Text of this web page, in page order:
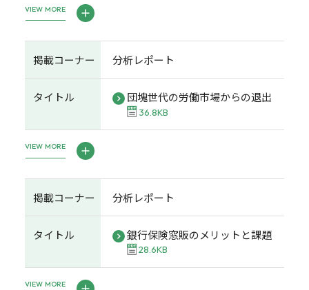
VIEW MORE
掲載コーナー 分析レポート
タイトル 団塊世代の労働市場からの退出
36.8KB
VIEW MORE
掲載コーナー 分析レポート
タイトル 銀行保険窓販のメリットと課題
28.6KB
VIEW MORE